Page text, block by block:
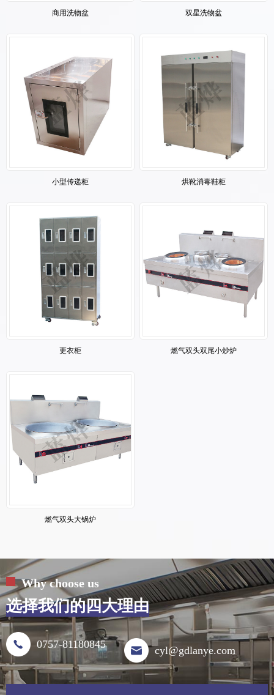
商用洗物盆 双星洗物盆
小型传递柜 烘靴消毒鞋柜
更衣柜 燃气双头双尾小炒炉
燃气双头大锅炉
Why choose us
选择我们的四大理由
0757-81180845 cyl@gdlanye.com